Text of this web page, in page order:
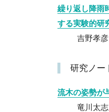
繰り返し降雨
する実験的研
吉野孝
研究ノー
流木の姿勢が
竜川太